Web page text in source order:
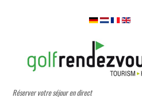
Réserver votre séjour en direct